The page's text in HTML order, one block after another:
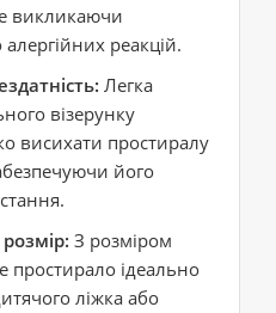
викликаючи
реакцій.
Легка
візерунку
висихати простиралу
його
З розміром
простирало ідеально
ліжка або